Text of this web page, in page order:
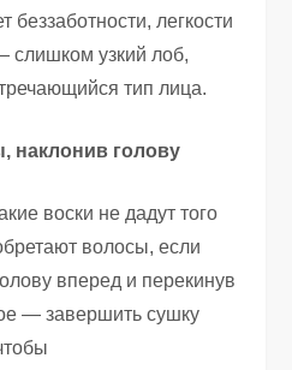
беззаботности, легкости
слишком узкий лоб,
тип лица.
, наклонив голову
воски не дадут того
волосы, если
вперед и перекинув
— завершить сушку